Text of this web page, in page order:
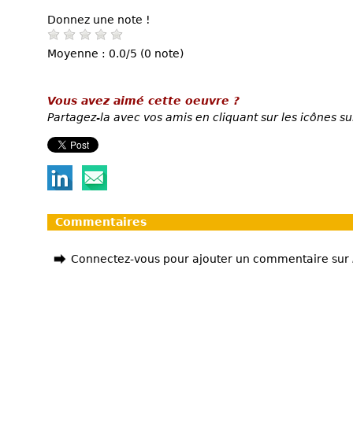
Donnez une note !
Moyenne : 0.0/5 (0 note)
Vous avez aimé cette oeuvre ?
Partagez-la avec vos amis en cliquant sur les icônes
Commentaires
Connectez-vous pour ajouter un commentaire sur